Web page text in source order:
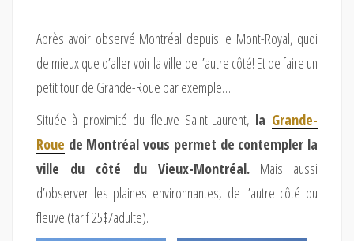
Après avoir observé Montréal depuis le Mont-Royal, quoi
de mieux que d’aller voir la ville de l’autre côté! Et de faire un
petit tour de Grande-Roue par exemple…
Située à proximité du fleuve Saint-Laurent, la Grande-
Roue de Montréal vous permet de contempler la
ville du côté du Vieux-Montréal.Mais aussi
d’observer les plaines environnantes, de l’autre côté du
fleuve (tarif 25$/adulte).